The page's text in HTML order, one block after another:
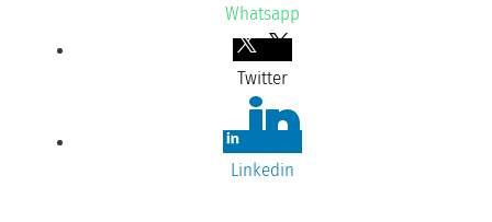
Whatsapp
Twitter
Linkedin